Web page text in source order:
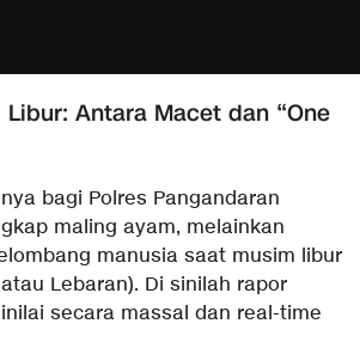
Antara Macet dan “One
bagi Polres Pangandaran
maling ayam, melainkan
manusia saat musim libur
Lebaran). Di sinilah rapor
secara massal dan real-time